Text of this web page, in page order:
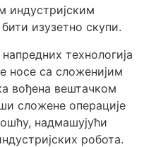
индустријским
изузетно скупи.
технологија
носе са сложенијим
вођена вештачком
сложене операције
надмашујући
робота.